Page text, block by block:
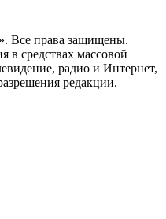
Все права защищены.
в средствах массовой
радио и Интернет,
редакции.